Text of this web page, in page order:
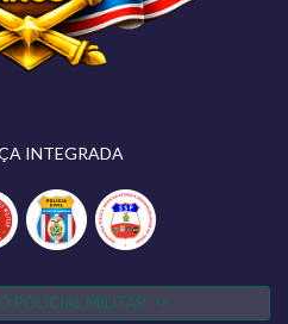
INTEGRADA
POLICIAL MILITAR